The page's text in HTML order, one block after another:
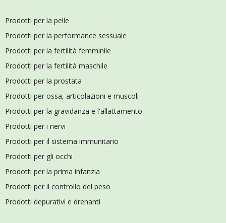
Prodotti per la pelle
Prodotti per la performance sessuale
Prodotti per la fertilità femminile
Prodotti per la fertilità maschile
Prodotti per la prostata
Prodotti per ossa, articolazioni e muscoli
Prodotti per la gravidanza e l'allattamento
Prodotti per i nervi
Prodotti per il sistema immunitario
Prodotti per gli occhi
Prodotti per la prima infanzia
Prodotti per il controllo del peso
Prodotti depurativi e drenanti